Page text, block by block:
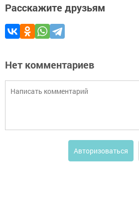
Расскажите друзьям
Нет комментариев
Авторизоваться